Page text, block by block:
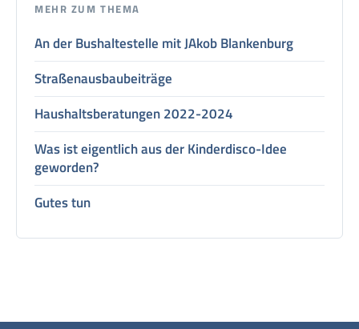
MEHR ZUM THEMA
An der Bushaltestelle mit JAkob Blankenburg
Straßenausbaubeiträge
Haushaltsberatungen 2022-2024
Was ist eigentlich aus der Kinderdisco-Idee
geworden?
Gutes tun